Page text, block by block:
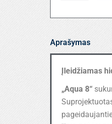
Aprašymas
Įleidžiamas
„Aqua 8“